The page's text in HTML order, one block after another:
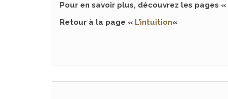
Pour en savoir plus, découvrez les pages «
Retour à la page « L’intuition«